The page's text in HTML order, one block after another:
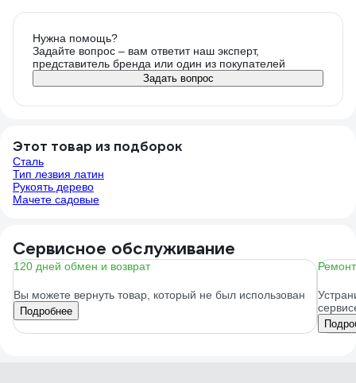
Нужна помощь?
Задайте вопрос – вам ответит наш эксперт,
представитель бренда или один из покупателей
Задать вопрос
Этот товар из подборок
Сталь
Тип лезвия латин
Рукоять дерево
Мачете садовые
Сервисное обслуживание
120 дней обмен и возврат
Вы можете вернуть товар, который не был использован
Подробнее